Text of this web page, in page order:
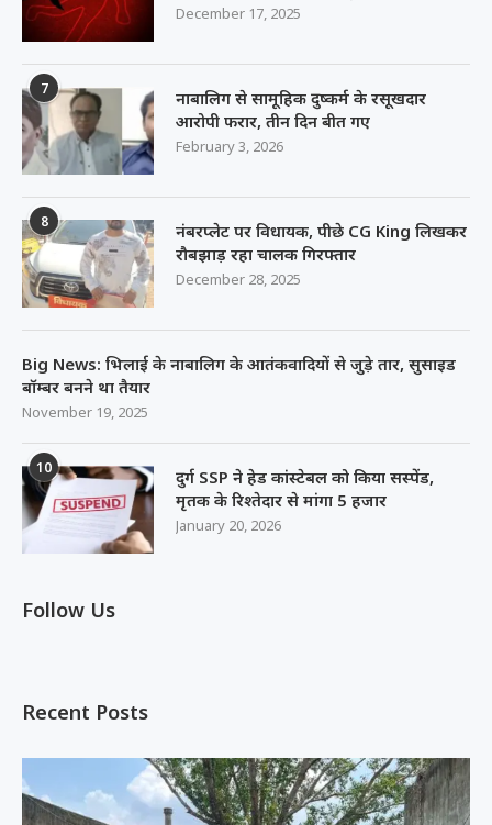
December 17, 2025
7
नाबालिग से सामूहिक दुष्कर्म के रसूखदार
आरोपी फरार, तीन दिन बीत गए
February 3, 2026
8
नंबरप्लेट पर विधायक, पीछे CG King लिखकर
रौबझाड़ रहा चालक गिरफ्तार
December 28, 2025
Big News: भिलाई के नाबालिग के आतंकवादियों से जुड़े तार, सुसाइड
बॉम्बर बनने था तैयार
November 19, 2025
10
दुर्ग SSP ने हेड कांस्टेबल को किया सस्पेंड,
मृतक के रिश्तेदार से मांगा 5 हजार
January 20, 2026
Follow Us
Recent Posts